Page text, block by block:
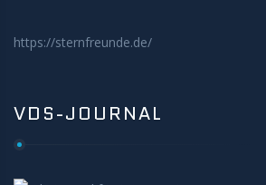
https://sternfreunde.de/
VDS-JOURNAL